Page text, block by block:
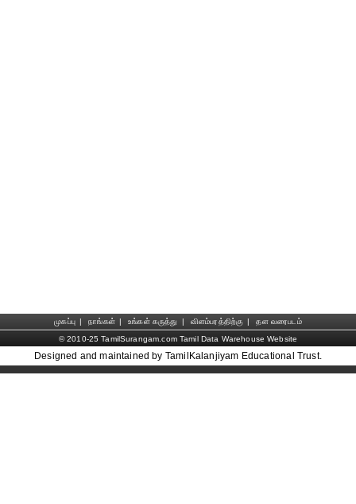
முகப்பு | நாங்கள் | உங்கள் கருத்து | விளம்பரத்திற்கு |
தள வரைபடம்
© 2010-25 TamilSurangam.com Tamil Data Warehouse Website
Designed and maintained by TamilKalanjiyam Educational Trust.